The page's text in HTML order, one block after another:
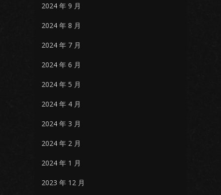
2024 年 9 月
2024 年 8 月
2024 年 7 月
2024 年 6 月
2024 年 5 月
2024 年 4 月
2024 年 3 月
2024 年 2 月
2024 年 1 月
2023 年 12 月